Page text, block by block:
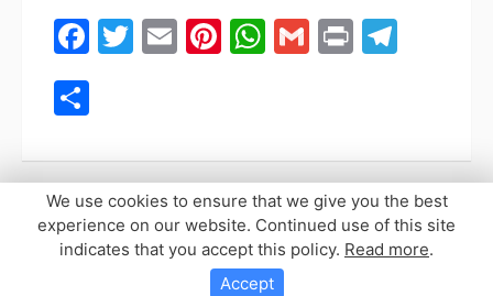
Facebook
Twitter
EmailPinterest
WhatsApp
Gmail
Print
Copyright © 2026 Sopaypilla. Todos los derechos reservados.
Tema Fooding por
We use cookies to ensure that we give you the best
experience on our website. Continued use of this site
indicates that you accept this policy. Read more.
Accept